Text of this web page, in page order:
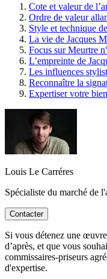
Cote et valeur de
Ordre de valeur
Style et technique
La vie de Jacques
Focus sur Meurtre
L’empreinte de
Les influences
Reconnaître la
Expertiser votre bien
Louis Le Carréres
Spécialiste du marché de
Contacter
Si vous détenez une
d’après, et que vous
commissaires-priseurs
d'expertise.